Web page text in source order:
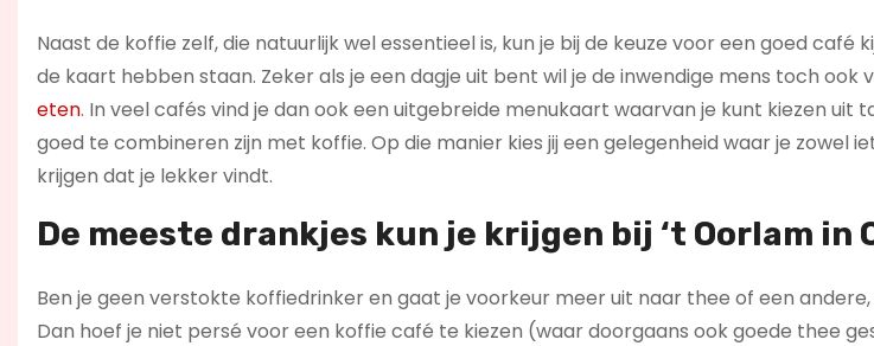
Naast de koffie zelf, die natuurlijk wel essentieel is, kun je bij de keuze voor een goed café
de kaart hebben staan. Zeker als je een dagje uit bent wil je de inwendige mens toch ook
eten. In veel cafés vind je dan ook een uitgebreide menukaart waarvan je kunt kiezen uit
goed te combineren zijn met koffie. Op die manier kies jij een gelegenheid waar je zowel
krijgen dat je lekker vindt.
De meeste drankjes kun je krijgen bij ‘t Oorlam in
Ben je geen verstokte koffiedrinker en gaat je voorkeur meer uit naar thee of een
Dan hoef je niet persé voor een koffie café te kiezen (waar doorgaans ook goede thee